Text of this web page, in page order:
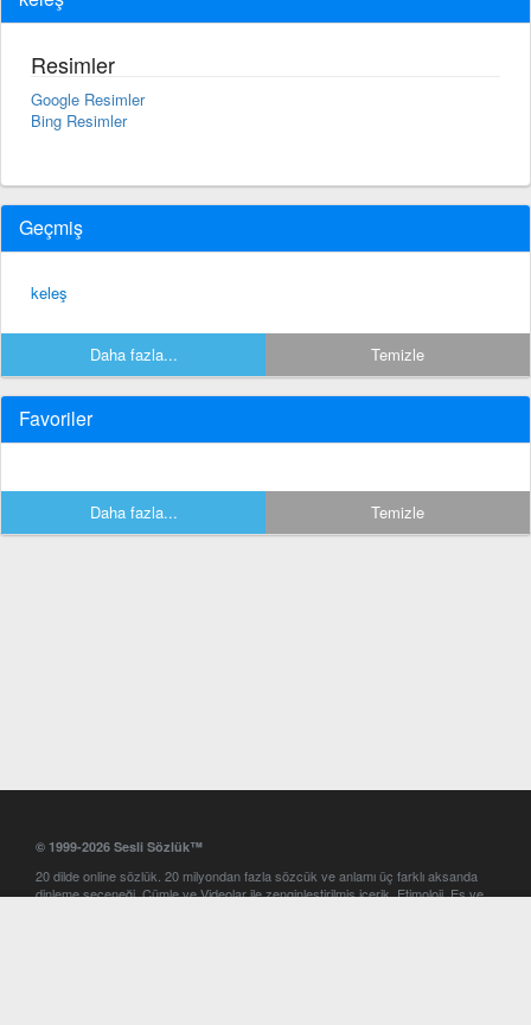
Resimler
Google Resimler
Bing Resimler
Geçmiş
keleş
Daha fazla... Temizle
Favoriler
Daha fazla... Temizle
© 1999-2026 Sesli Sözlük™
20 dilde online sözlük. 20 milyondan fazla sözcük ve anlamı üç farklı aksanda
dinleme seçeneği. Cümle ve Videolar ile zenginleştirilmiş içerik. Etimoloji, Eş ve